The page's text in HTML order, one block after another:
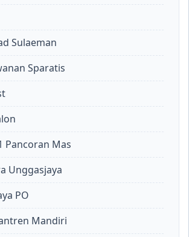
Sulaeman
Sparatis
Pancoran Mas
Unggasjaya
PO
Mandiri